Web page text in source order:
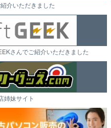
介いただきました
さんでご紹介いただきました
姉妹サイト